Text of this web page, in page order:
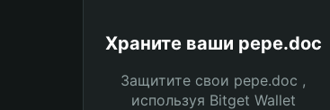
Храните ваши pepe.doc
Защитите свои pepe.doc ,
используя Bitget Wallet